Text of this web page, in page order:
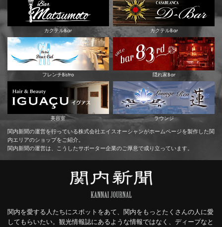
カクテルBar カクテルBar
フレンチBistro 隠れ家Bar
美容室 ラウンジ
関内新聞の運営を行っている株式会社エイスオーシャンがホームページを製作した関
内エリアのショップをご紹介。
関内新聞の運営は、こうしたサポーター企業のご厚意で成り立っています。
関内を愛する人たちにスポットをあて、関内をもっとたくさんの人に愛
してもらいたい。観光情報誌にあるような情報ではなく、ディープなと